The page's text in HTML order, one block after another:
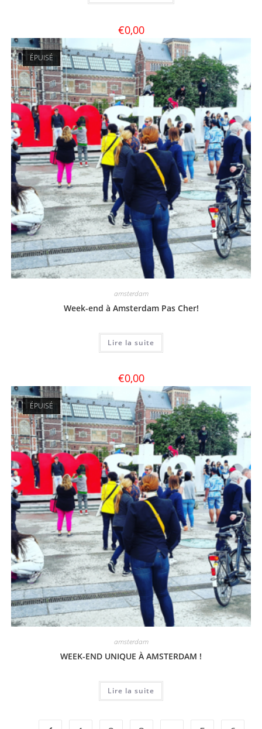
€0,00
ÉPUISÉ
amsterdam
Week-end à Amsterdam Pas Cher!
Lire la suite
€0,00
ÉPUISÉ
amsterdam
WEEK-END UNIQUE À AMSTERDAM !
Lire la suite